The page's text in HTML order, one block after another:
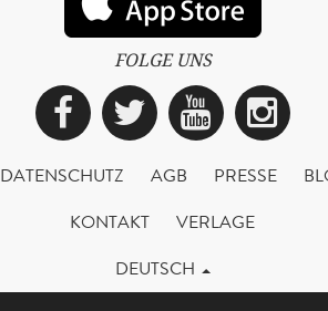
FOLGE UNS
Facebook
Twitter
DATENSCHUTZ AGB PRESSE
KONTAKT
VERLAGE
DEUTSCH